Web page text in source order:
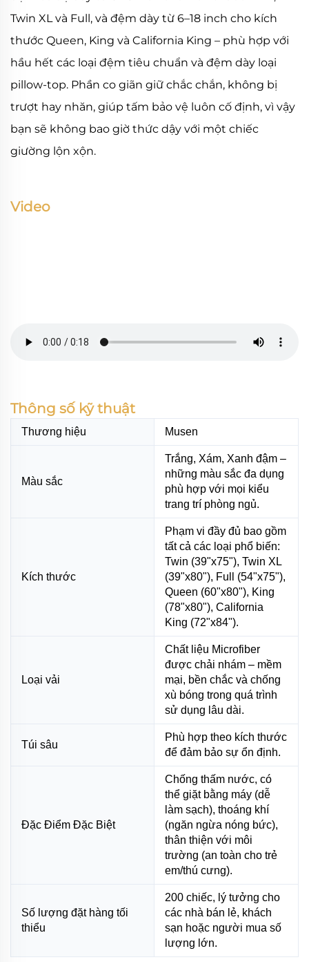
Twin XL và Full, và đệm dày từ 6–18 inch cho kích
thước Queen, King và California King – phù hợp với
hầu hết các loại đệm tiêu chuẩn và đệm dày loại
pillow-top. Phần co giãn giữ chắc chắn, không bị
trượt hay nhăn, giúp tấm bảo vệ luôn cố định, vì vậy
bạn sẽ không bao giờ thức dậy với một chiếc
giường lộn xộn.
Video
Thông số kỹ thuật
Thương hiệu Musen
Màu sắc
Trắng, Xám, Xanh đậm –
những màu sắc đa dụng
phù hợp với mọi kiểu
trang trí phòng ngủ.
Kích thước
Phạm vi đầy đủ bao gồm
tất cả các loại phổ biến:
Twin (39"x75"), Twin XL
(39"x80"), Full (54"x75"),
Queen (60"x80"), King
(78"x80"), California
King (72"x84").
Loại vải
Chất liệu Microfiber
được chải nhám – mềm
mại, bền chắc và chống
xù bóng trong quá trình
sử dụng lâu dài.
Túi sâu
Phù hợp theo kích thước
để đảm bảo sự ổn định.
Đặc Điểm Đặc Biệt
Chống thấm nước, có
thể giặt bằng máy (dễ
làm sạch), thoáng khí
(ngăn ngừa nóng bức),
thân thiện với môi
trường (an toàn cho trẻ
em/thú cưng).
Số lượng đặt hàng tối
thiểu
200 chiếc, lý tưởng cho
các nhà bán lẻ, khách
sạn hoặc người mua số
lượng lớn.